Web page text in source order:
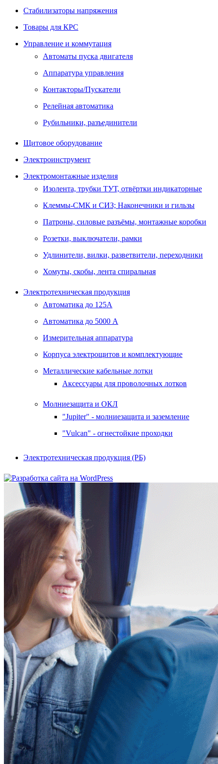
Стабилизаторы напряжения
Товары для КРС
Управление и коммутация
Автоматы пуска двигателя
Аппаратура управления
Контакторы/Пускатели
Релейная автоматика
Рубильники, разъединители
Щитовое оборудование
Электроинструмент
Электромонтажные изделия
Изолента, трубки ТУТ, отвёртки индикаторные
Клеммы-СМК и СИЗ; Наконечники и гильзы
Патроны, силовые разъёмы, монтажные коробки
Розетки, выключатели, рамки
Удлинители, вилки, разветвители, переходники
Хомуты, скобы, лента спиральная
Электротехническая продукция
Автоматика до 125А
Автоматика до 5000 А
Измерительная аппаратура
Корпуса электрощитов и комплектующие
Металлические кабельные лотки
Аксессуары для проволочных лотков
Молниезащита и ОКЛ
"Jupiter" - молниезащита и заземление
"Vulcan" - огнестойкие проходки
Электротехническая продукция (РБ)